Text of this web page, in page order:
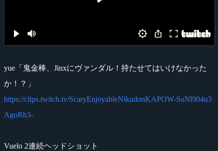
yue「鬼金棒、Jinxにヴァンダル！持たせてはいけなかった
か！？」
https://clips.twitch.tv/ScaryEnjoyableNikudonKAPOW-SoNl904u3
AgoRh3-
Vuelo 2連続ヘッドショット